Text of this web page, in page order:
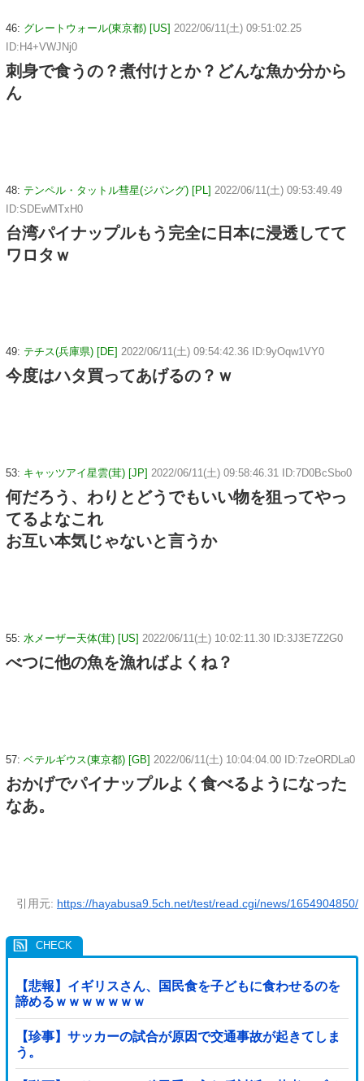
46: グレートウォール(東京都) [US] 2022/06/11(土) 09:51:02.25
ID:H4+VWJNj0
刺身で食うの？煮付けとか？どんな魚か分から
ん
48: テンペル・タットル彗星(ジパング) [PL] 2022/06/11(土) 09:53:49.49
ID:SDEwMTxH0
台湾パイナップルもう完全に日本に浸透してて
ワロタｗ
49: テチス(兵庫県) [DE] 2022/06/11(土) 09:54:42.36 ID:9yOqw1VY0
今度はハタ買ってあげるの？ｗ
53: キャッツアイ星雲(茸) [JP] 2022/06/11(土) 09:58:46.31 ID:7D0BcSbo0
何だろう、わりとどうでもいい物を狙ってやっ
てるよなこれ
お互い本気じゃないと言うか
55: 水メーザー天体(茸) [US] 2022/06/11(土) 10:02:11.30 ID:3J3E7Z2G0
べつに他の魚を漁ればよくね？
57: ベテルギウス(東京都) [GB] 2022/06/11(土) 10:04:04.00 ID:7zeORDLa0
おかげでパイナップルよく食べるようになった
なあ。
引用元: https://hayabusa9.5ch.net/test/read.cgi/news/1654904850/
【悲報】イギリスさん、国民食を子どもに食わせるのを
諦めるｗｗｗｗｗｗｗ
【珍事】サッカーの試合が原因で交通事故が起きてしま
う。